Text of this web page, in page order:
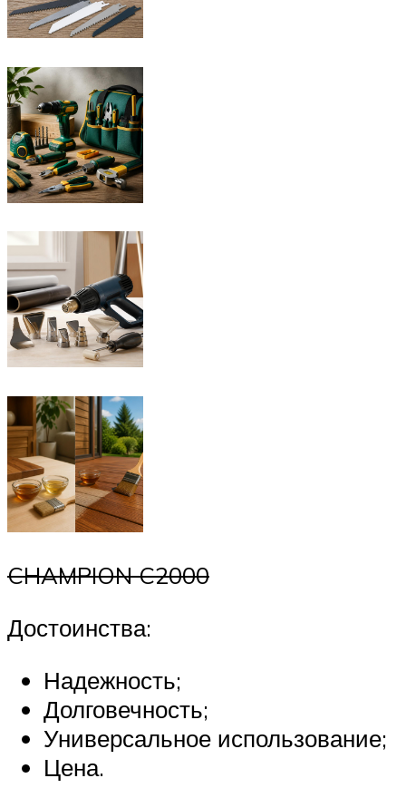
CHAMPION C2000
Достоинства:
Надежность;
Долговечность;
Универсальное использование;
Цена.